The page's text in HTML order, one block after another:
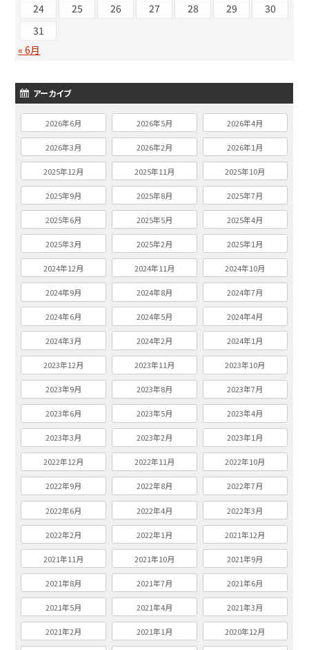
24
25 26 27 28 29
30
31
« 6月
アーカイブ
2026年6月 2026年5月 2026年4月
2026年3月 2026年2月 2026年1月
2025年12月 2025年11月 2025年10月
2025年9月 2025年8月 2025年7月
2025年6月 2025年5月 2025年4月
2025年3月 2025年2月 2025年1月
2024年12月 2024年11月 2024年10月
2024年9月 2024年8月 2024年7月
2024年6月 2024年5月 2024年4月
2024年3月 2024年2月 2024年1月
2023年12月 2023年11月 2023年10月
2023年9月 2023年8月 2023年7月
2023年6月 2023年5月 2023年4月
2023年3月 2023年2月 2023年1月
2022年12月 2022年11月 2022年10月
2022年9月 2022年8月 2022年7月
2022年6月 2022年4月 2022年3月
2022年2月 2022年1月 2021年12月
2021年11月 2021年10月 2021年9月
2021年8月 2021年7月 2021年6月
2021年5月 2021年4月 2021年3月
2021年2月 2021年1月 2020年12月